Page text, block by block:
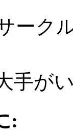
ーク
手が
: